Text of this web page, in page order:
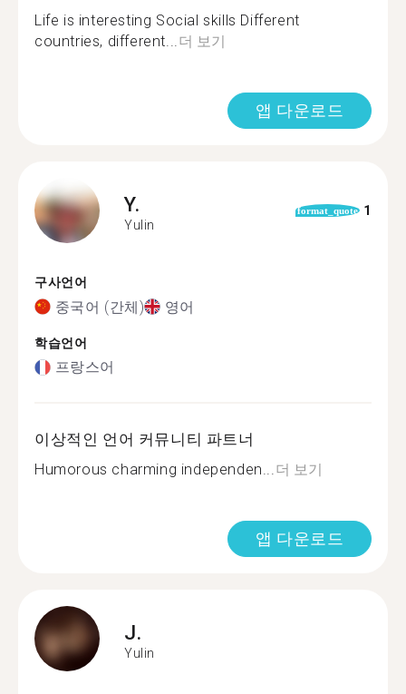
Life is interesting Social skills Different
countries, different...더 보기
앱 다운로드
Y.
Yulin
format_quote 1
구사언어
중국어 (간체) 영어
학습언어
프랑스어
이상적인 언어 커뮤니티 파트너
Humorous charming independen...더 보기
앱 다운로드
J.
Yulin